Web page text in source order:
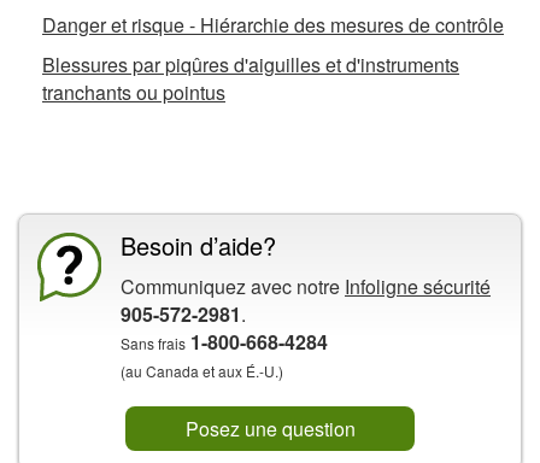
Danger et risque - Hiérarchie des mesures de contrôle
Blessures par piqûres d'aiguilles et d'instruments
tranchants ou pointus
Besoin d’aide?
Communiquez avec notre Infoligne sécurité
905-572-2981.
Sans frais 1-800-668-4284
(au Canada et aux É.-U.)
Posez une question